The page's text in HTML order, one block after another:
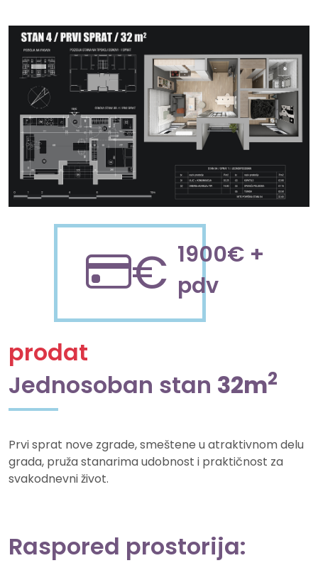
€ 1900€ +
pdv
prodat
Jednosoban stan 32m2
Prvi sprat nove zgrade, smeštene u atraktivnom delu
grada, pruža stanarima udobnost i praktičnost za
svakodnevni život.
Raspored prostorija: